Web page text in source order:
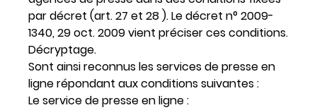
par décret (art. 27 et 28 ). Le décret n° 2009-
1340, 29 oct. 2009 vient préciser ces conditions.
Décryptage.
Sont ainsi reconnus les services de presse en
ligne répondant aux conditions suivantes :
Le service de presse en ligne :